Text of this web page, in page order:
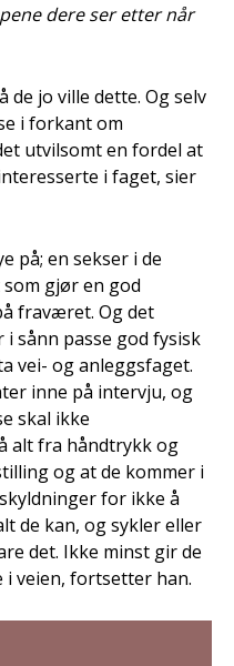
dere ser etter når
de jo ville dette. Og selv
i forkant om
utvilsomt en fordel at
i faget, sier
på; en sekser i de
gjør en god
fraværet. Og det
sånn passe god fysisk
vei- og anleggsfaget.
inne på intervju, og
skal ikke
alt fra håndtrykk og
og at de kommer i
for ikke å
de kan, og sykler eller
det. Ikke minst gir de
i veien, fortsetter han.